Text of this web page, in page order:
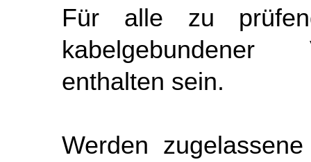
Für alle zu
kabelgebundener
enthalten sein.
Werden